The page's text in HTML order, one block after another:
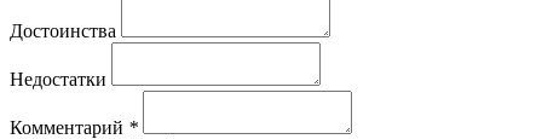
Достоинства
Недостатки
Комментарий *